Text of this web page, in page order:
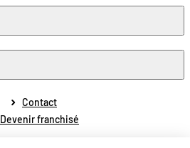
Contact
Devenir franchisé